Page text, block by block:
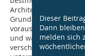
Architekt im Rahmen
vorauszusetzenden
und was bereits
verschwimmt zum
Dieser
Dann
melden sich